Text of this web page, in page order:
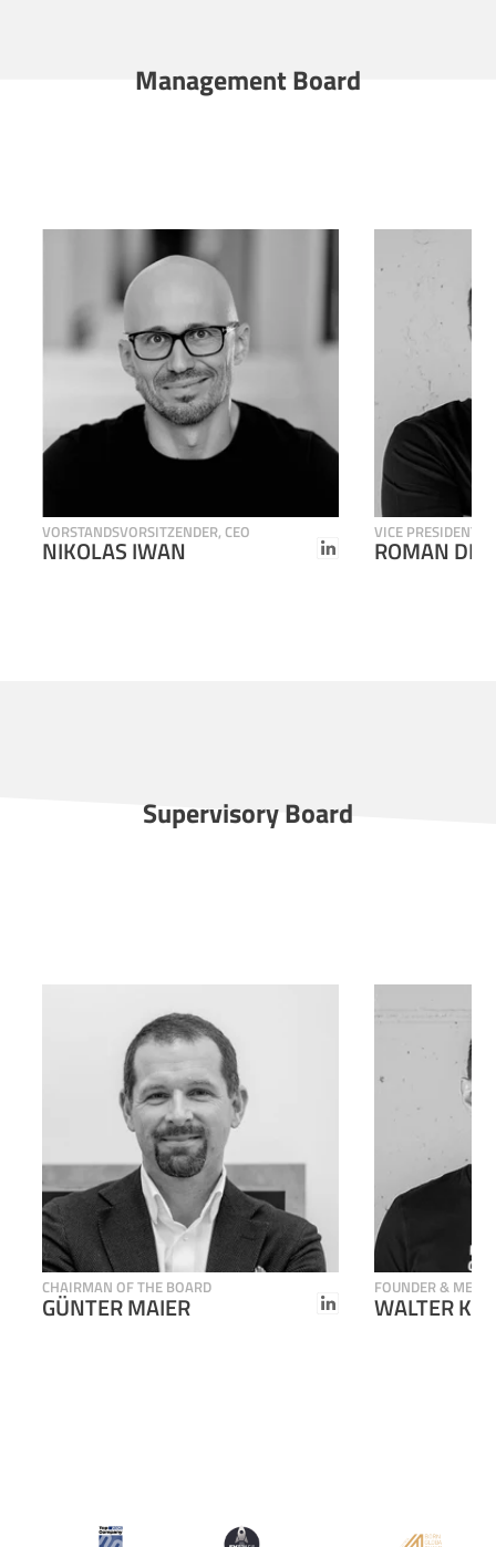
Management Board
VORSTANDSVORSITZENDER, CEO
NIKOLAS IWAN
VICE PRESIDENT
ROMAN
Supervisory Board
CHAIRMAN OF THE BOARD
GÜNTER MAIER
FOUNDER &
WALTER